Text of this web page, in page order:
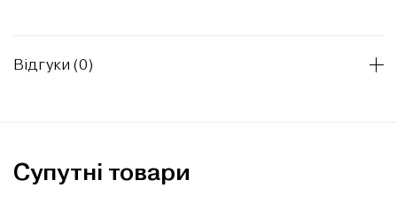
Відгуки (0)
Супутні товари